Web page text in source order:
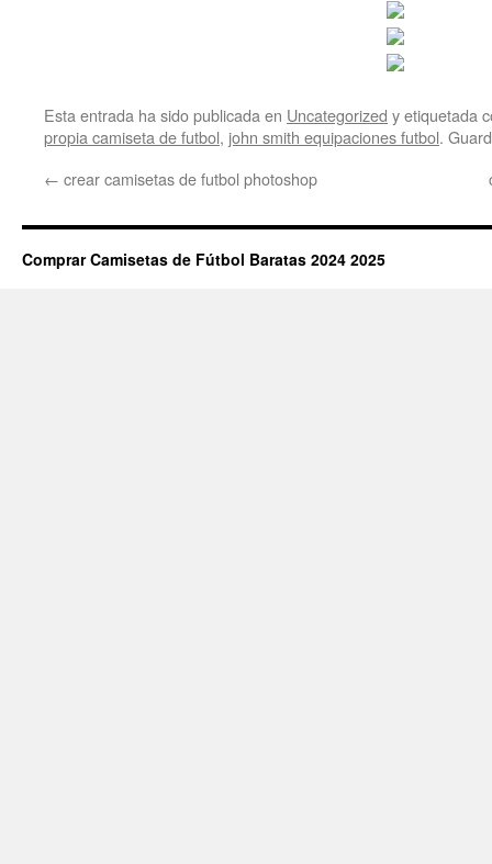
Esta entrada ha sido publicada en Uncategorized y etiquetada
propia camiseta de futbol, john smith equipaciones futbol.
← crear camisetas de futbol photoshop
Comprar Camisetas de Fútbol Baratas 2024 2025